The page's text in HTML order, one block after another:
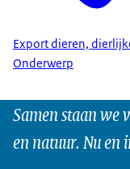
Export dieren,
Onderwerp
Samen staan we
en natuur. Nu en